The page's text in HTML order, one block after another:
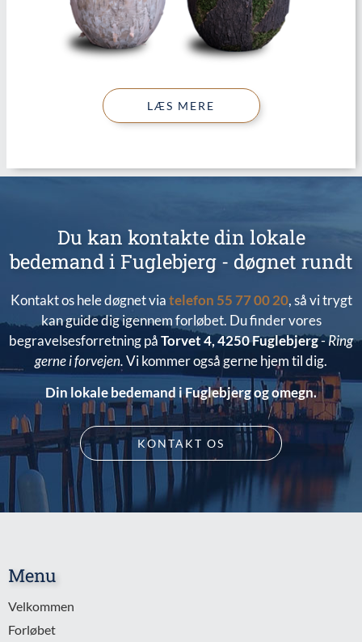
LÆS MERE
Du kan kontakte din lokale
bedemand i Fuglebjerg - døgnet rundt
Kontakt os hele døgnet viatelefon 55 77 00 20, så vi trygt
kan guide dig igennemforløbet. Du finder vores
begravelsesforretning påTorvet 4, 4250 Fuglebjerg-Ring
gerne i forvejen.Vi kommer også gerne hjem til dig.
Din lokale bedemand i Fuglebjerg og omegn.
KONTAKT OS
Menu
Velkommen
Forløbet